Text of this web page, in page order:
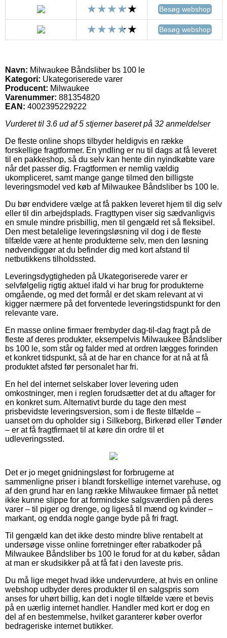
Besøg webshop
Besøg webshop
Navn: Milwaukee Båndsliber bs 100 le
Kategori: Ukategoriserede varer
Producent: Milwaukee
Varenummer: 881354820
EAN: 4002395229222
Vurderet til 3.6 ud af 5 stjerner baseret på 32 anmeldelser
De fleste online shops tilbyder heldigvis en række
forskellige fragtformer. En yndling er nu til dags at få leveret
til en pakkeshop, så du selv kan hente din nyindkøbte vare
når det passer dig. Fragtformen er nemlig vældig
ukompliceret, samt mange gange tilmed den billigste
leveringsmodel ved køb af Milwaukee Båndsliber bs 100 le.
Du bør endvidere vælge at få pakken leveret hjem til dig selv
eller til din arbejdsplads. Fragttypen viser sig sædvanligvis
en smule mindre prisbillig, men til gengæld ret så fleksibel.
Den mest betalelige leveringsløsning vil dog i de fleste
tilfælde være at hente produkterne selv, men den løsning
nødvendiggør at du befinder dig med kort afstand til
netbutikkens tilholdssted.
Leveringsdygtigheden på Ukategoriserede varer er
selvfølgelig rigtig aktuel ifald vi har brug for produkterne
omgående, og med det formål er det skam relevant at vi
kigger nærmere på det forventede leveringstidspunkt for den
relevante vare.
En masse online firmaer frembyder dag-til-dag fragt på de
fleste af deres produkter, eksempelvis Milwaukee Båndsliber
bs 100 le, som står og falder med at ordren lægges forinden
et konkret tidspunkt, så at de har en chance for at nå at få
produktet afsted før personalet har fri.
En hel del internet selskaber lover levering uden
omkostninger, men i reglen forudsætter det at du aftager for
en konkret sum. Alternativt burde du tage den mest
prisbevidste leveringsversion, som i de fleste tilfælde –
uanset om du opholder sig i Silkeborg, Birkerød eller Tønder
– er at få fragtfirmaet til at køre din ordre til et
udleveringssted.
Det er jo meget gnidningsløst for forbrugerne at
sammenligne priser i blandt forskellige internet varehuse, og
af den grund har en lang række Milwaukee firmaer på nettet
ikke kunne slippe for at formindske salgsværdien på deres
varer – til piger og drenge, og ligeså til mænd og kvinder –
markant, og endda nogle gange byde på fri fragt.
Til gengæld kan det ikke desto mindre blive rentabelt at
undersøge visse online forretninger efter rabatkoder på
Milwaukee Båndsliber bs 100 le forud for at du køber, sådan
at man er skudsikker på at få fat i den laveste pris.
Du må lige meget hvad ikke undervurdere, at hvis en online
webshop udbyder deres produkter til en salgspris som
anses for uhørt billig, kan det i nogle tilfælde være et bevis
på en uærlig internet handler. Handler med kort er dog en
del af en bestemmelse, hvilket garanterer køber overfor
bedrageriske internet butikker.